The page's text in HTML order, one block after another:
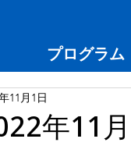
プログラム
年11
11月1日